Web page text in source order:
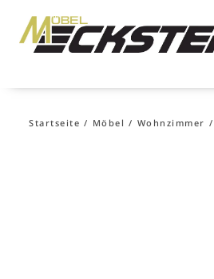
Startseite Möbel Wohnzimmer